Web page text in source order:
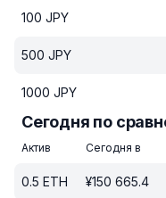
100 JPY
500 JPY
1000 JPY
Сегодня по
Актив Сегодня в
0.5 ETH ¥150 665.4